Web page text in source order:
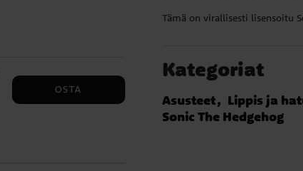
OSTA
Tämä on virallisesti lisensoitu
Kategoriat
Asusteet Lippis ja
Sonic The Hedgehog